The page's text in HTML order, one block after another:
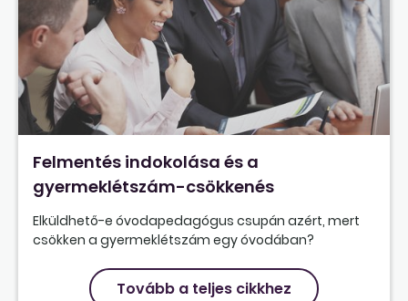
Felmentés indokolása és a
gyermeklétszám-csökkenés
Elküldhető-e óvodapedagógus csupán azért, mert
csökken a gyermeklétszám egy óvodában?
Tovább a teljes cikkhez